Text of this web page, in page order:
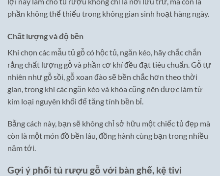
phần không thể thiếu trong không gian sinh hoạt hàng ngày.
Chất lượng và độ bền
Khi chọn các mẫu tủ gỗ có hộc tủ, ngăn kéo, hãy chắc chắn
rằng chất lượng gỗ và phần cơ khí đều đạt tiêu chuẩn. Gỗ tự
nhiên như gỗ sồi, gỗ xoan đào sẽ bền chắc hơn theo thời
gian, trong khi các ngăn kéo và khóa cũng nên được làm từ
kim loại nguyên khối để tăng tính bền bỉ.
Bằng cách này, bạn sẽ không chỉ sở hữu một chiếc tủ đẹp mà
còn là một món đồ bền lâu, đồng hành cùng bạn trong nhiều
năm tới.
Gợi ý phối tủ rượu gỗ với bàn ghế, kệ tivi